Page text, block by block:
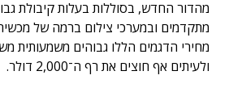
מתקדמים ובמערכי צילום ברמה של
מחירי הדגמים הללו גבוהים משמעותית
ולעיתים אף חוצים את רף ה־2,000 דולר.